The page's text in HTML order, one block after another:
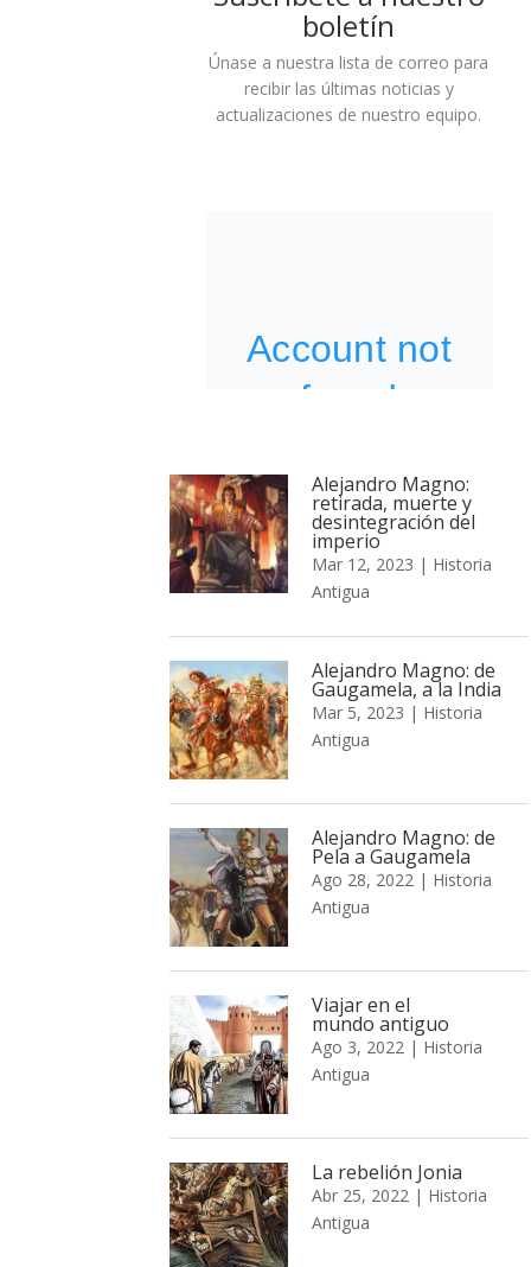
boletín
Únase a nuestra lista de correo para
recibir las últimas noticias y
actualizaciones de nuestro equipo.
Alejandro Magno:
retirada, muerte y
desintegración del
imperio
Mar 12, 2023 | Historia
Antigua
Alejandro Magno: de
Gaugamela, a la India
Mar 5, 2023 | Historia
Antigua
Alejandro Magno: de
Pela a Gaugamela
Ago 28, 2022 | Historia
Antigua
Viajar en el
mundo antiguo
Ago 3, 2022 | Historia
Antigua
La rebelión Jonia
Abr 25, 2022 | Historia
Antigua